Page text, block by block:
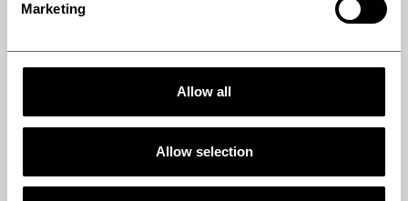
Marketing
Allow all
Allow selection
ベルト(形状別)
硫黄
コンポジットプロセス
木質ボード